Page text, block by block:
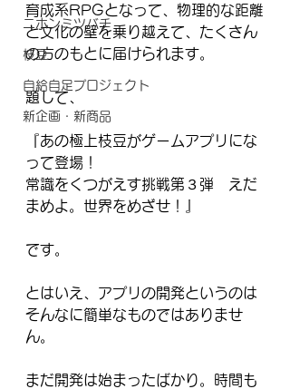
ニホンミツバチ
枝豆
自給自足プロジェクト
新企画・新商品
育成系RPGとなって、物理的な距離
と文化の壁を乗り越えて、たくさん
の方のもとに届けられます。
題して、
『あの極上枝豆がゲームアプリにな
って登場！
常識をくつがえす挑戦第３弾　えだ
まめよ。世界をめざせ！』
です。
とはいえ、アプリの開発というのは
そんなに簡単なものではありませ
ん。
まだ開発は始まったばかり。時間も